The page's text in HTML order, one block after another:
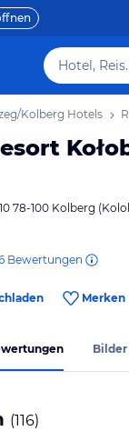
Kolberg Hotels
78-100 Kolberg
Bewertungen
Merken
Bilder
(116)